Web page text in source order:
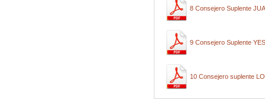
8 Consejero Suplente
9 Consejero Suplente
10 Consejero suplente